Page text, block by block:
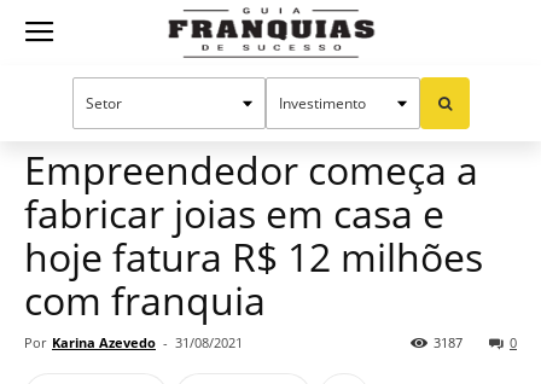
Guia
Sucesso
Mercado de franquias
Empreendedor começa a
fabricar joias em casa e
hoje fatura R$ 12 milhões
com franquia
Por Karina Azevedo - 31/08/2021 0
3187